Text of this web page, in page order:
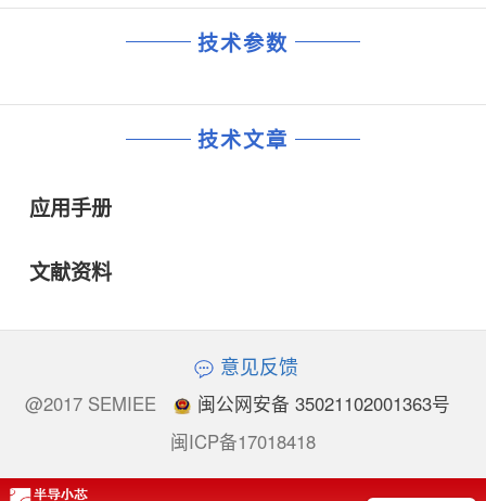
技术参数
技术文章
应用手册
文献资料
意见反馈
@2017 SEMIEE
闽公网安备 35021102001363号
闽ICP备17018418